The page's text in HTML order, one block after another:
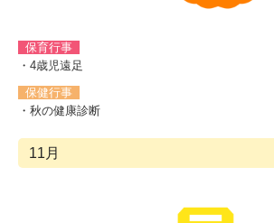
保育行事
・4歳児遠足
保健行事
・秋の健康診断
11月